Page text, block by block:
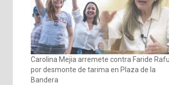
Carolina Mejia arremete contra Faride Raful
por desmonte de tarima en Plaza de la
Bandera